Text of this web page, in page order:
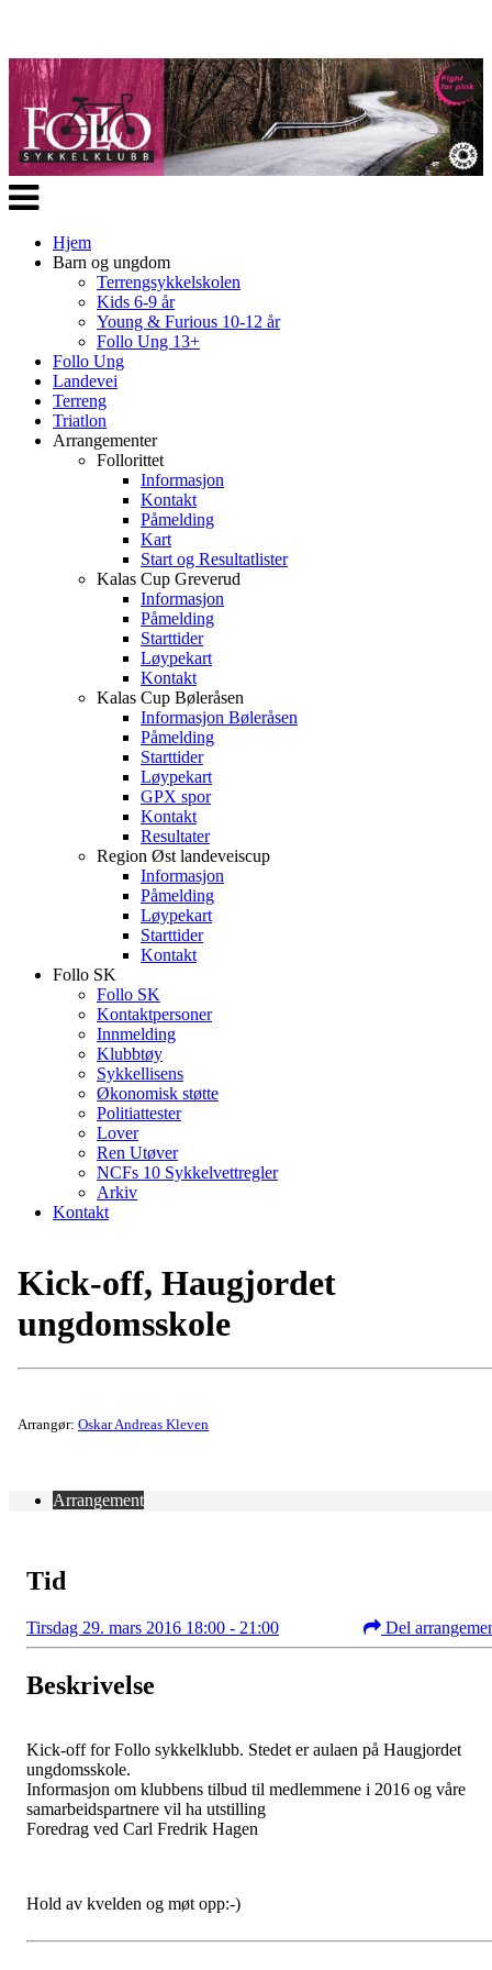
Veksle
navigasjon
Hjem
Barn og ungdom
Terrengsykkelskolen
Kids 6-9 år
Young & Furious 10-12 år
Follo Ung 13+
Follo Ung
Landevei
Terreng
Triatlon
Arrangementer
Follorittet
Informasjon
Kontakt
Påmelding
Kart
Start og Resultatlister
Kalas Cup Greverud
Informasjon
Påmelding
Starttider
Løypekart
Kontakt
Kalas Cup Bøleråsen
Informasjon Bøleråsen
Påmelding
Starttider
Løypekart
GPX spor
Kontakt
Resultater
Region Øst landeveiscup
Informasjon
Påmelding
Løypekart
Starttider
Kontakt
Follo SK
Follo SK
Kontaktpersoner
Innmelding
Klubbtøy
Sykkellisens
Økonomisk støtte
Politiattester
Lover
Ren Utøver
NCFs 10 Sykkelvettregler
Arkiv
Kontakt
Kick-off, Haugjordet
ungdomsskole
Arrangør: Oskar Andreas Kleven
Arrangement
Tid
Tirsdag 29. mars 2016 18:00 - 21:00 Del
Beskrivelse
Kick-off for Follo sykkelklubb. Stedet er aulaen på Haugjordet
ungdomsskole.
Informasjon om klubbens tilbud til medlemmene i 2016 og våre
samarbeidspartnere vil ha utstilling
Foredrag ved Carl Fredrik Hagen
Hold av kvelden og møt opp:-)